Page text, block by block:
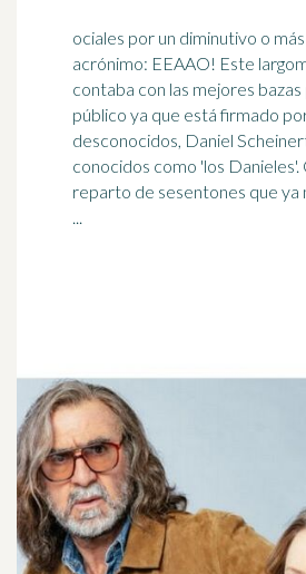
ociales por un diminutivo o
acrónimo: EEAAO! Este largometraje no
contaba con las mejores
público ya que está firmado
desconocidos, Daniel
conocidos como 'los Danieles'.
reparto de sesentones que
...